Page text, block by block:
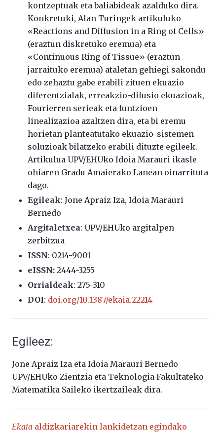
kontzeptuak eta baliabideak azalduko dira.
Konkretuki, Alan Turingek artikuluko
«Reactions and Diffusion in a Ring of Cells»
(eraztun diskretuko eremua) eta
«Continuous Ring of Tissue» (eraztun
jarraituko eremua) ataletan gehiegi sakondu
edo zehaztu gabe erabili zituen ekuazio
diferentzialak, erreakzio-difusio ekuazioak,
Fourierren serieak eta funtzioen
linealizazioa azaltzen dira, eta bi eremu
horietan planteatutako ekuazio-sistemen
soluzioak bilatzeko erabili dituzte egileek.
Artikulua UPV/EHUko Idoia Marauri ikasle
ohiaren Gradu Amaierako Lanean oinarrituta
dago.
Egileak: Jone Apraiz Iza, Idoia Marauri
Bernedo
Argitaletxea: UPV/EHUko argitalpen
zerbitzua
ISSN: 0214-9001
eISSN: 2444-3255
Orrialdeak: 275-310
DOI: doi.org/10.1387/ekaia.22214
Egileez:
Jone Apraiz Iza eta Idoia Marauri Bernedo
UPV/EHUko Zientzia eta Teknologia Fakultateko
Matematika Saileko ikertzaileak dira.
Ekaia aldizkariarekin lankidetzan egindako